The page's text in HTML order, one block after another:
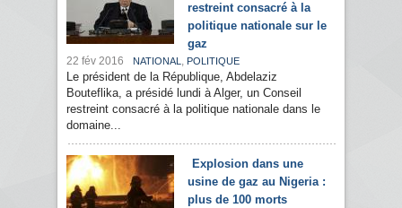
restreint consacré à la
politique nationale sur le
gaz
22 fév 2016 NATIONAL , POLITIQUE
Le président de la République, Abdelaziz
Bouteflika, a présidé lundi à Alger, un Conseil
restreint consacré à la politique nationale dans le
domaine...
Explosion dans une
usine de gaz au Nigeria :
plus de 100 morts